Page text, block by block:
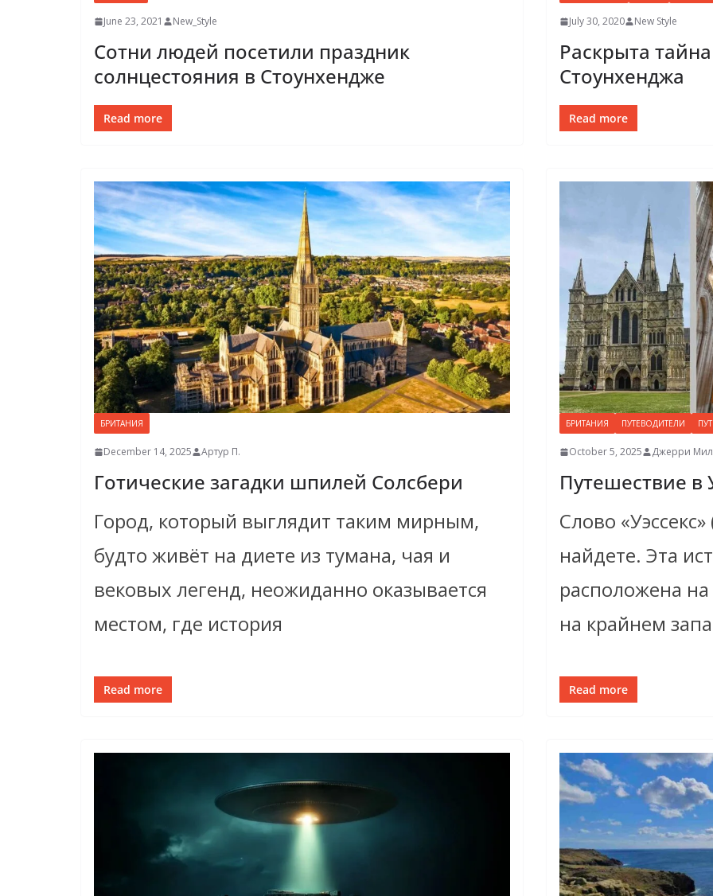
June 23, 2021 New_Style
Сотни людей посетили праздник
солнцестояния в Стоунхендже
Read more
July 30, 2020 New Style
Раскрыта
Стоунхенджа
Read more
БРИТАНИЯ
December 14, 2025 Артур П.
Готические загадки шпилей Солсбери
Город, который выглядит таким мирным,
будто живёт на диете из тумана, чая и
вековых легенд, неожиданно оказывается
местом, где история
Read more
БРИТАНИЯ ПУТЕВОДИТЕЛИ
October 5, 2025 Джерри
Путешествие в
Слово
найдете. Эта
расположена
на крайнем
Read more